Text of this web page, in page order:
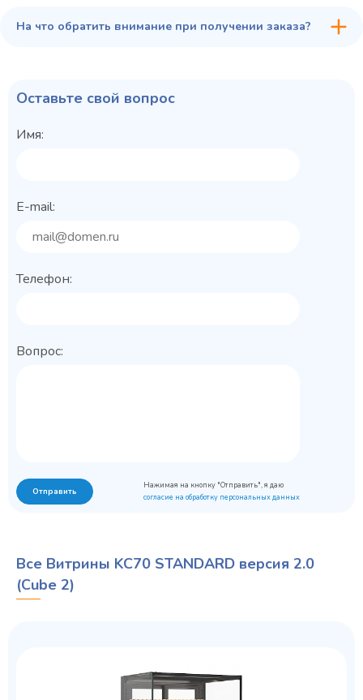
На что обратить внимание при получении заказа?
Оставьте свой вопрос
Имя:
E-mail:
Телефон:
Вопрос:
Отправить
Нажимая на кнопку "Отправить", я даю
согласие на обработку персональных данных
Все Витрины KC70 STANDARD версия 2.0
(Cube 2)